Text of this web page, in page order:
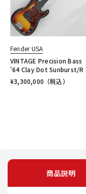
Fender USA
VINTAGE Precision Bass
'64 Clay Dot Sunburst/R
¥3,300,000 （税込）
商品説明